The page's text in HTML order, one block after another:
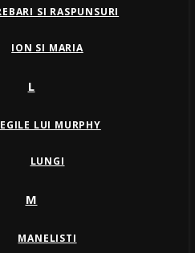
SI RASPUNSURI
ION SI MARIA
L
LUI MURPHY
LUNGI
M
MANELISTI